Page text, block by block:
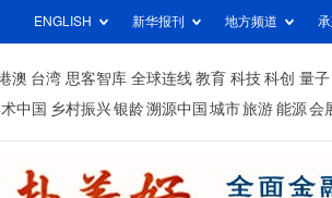
ENGLISH 新华报刊 地方频道
澳 台湾 思客智库 全球连线 教育 科技 科创 量子
中国 乡村振兴银龄溯源中国 城市旅游 能源 会